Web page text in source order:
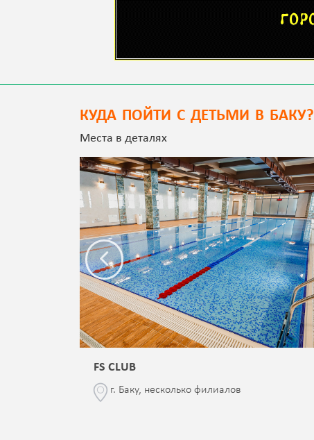
КУДА ПОЙТИ С ДЕТЬМИ В БАКУ?
Места в деталях
FS CLUB
г. Баку, несколько филиалов